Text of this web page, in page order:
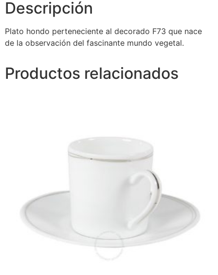
Descripción
Plato hondo perteneciente al decorado F73 que nace
de la observación del fascinante mundo vegetal.
Productos relacionados